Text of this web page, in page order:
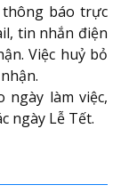
thông báo trực
tin nhắn điện
Việc huỷ bỏ
làm việc,
ngày Lễ Tết.